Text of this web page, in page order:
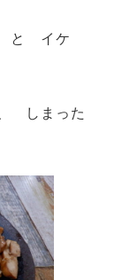
と イケ
しまった